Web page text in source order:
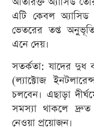
এটি কেবল
ভেতরের তপ্ত
এনে দেয়।
সতর্কতা: যাদের দুধ
(ল্যাক্টোজ
চলবেন। এছাড়া
সমস্যা থাকলে দ্রুত
নেওয়া প্রয়োজন।